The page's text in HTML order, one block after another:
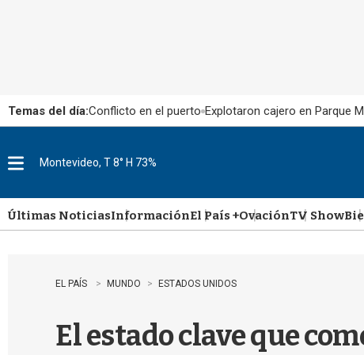
Temas del día:Conflicto en el puerto Explotaron cajero en Parque
u
Montevideo, T 8° H 73%
Últimas NoticiasInformaciónEl País +OvaciónTV Show
EL PAÍS MUNDO ESTADOS UNIDOS
El estado clave que